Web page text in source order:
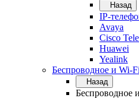
Назад
IP-
Avaya
Cisco
Huawei
Yealink
Беспроводное и Wi-
Назад
Беспроводное